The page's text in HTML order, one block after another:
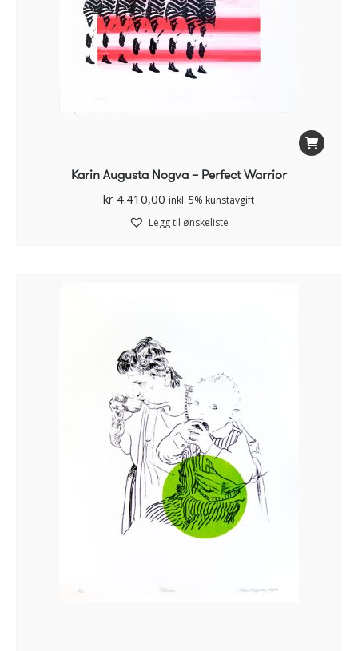
Karin Augusta Nogva – Perfect Warrior
kr 4.410,00 inkl. 5% kunstavgift
Legg til ønskeliste